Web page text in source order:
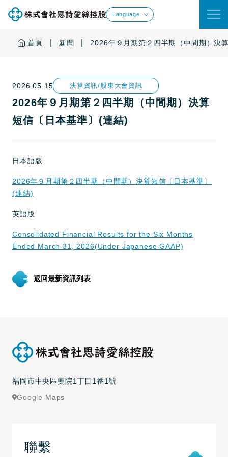
Language
首頁 新聞 2026年９月期第２四半期（中間期）決
2026.05.15 決算資訊/股東大會資訊
2026年９月期第２四半期（中間期）決算
短信〔日本基準〕(連結)
日本語版
2026年９月期第２四半期（中間期）決算短信〔日本基準〕
(連結)
英語版
Consolidated Financial Results for the Six Months
Ended March 31, 2026(Under Japanese GAAP)
返回最新資訊列表
福岡市中央區藥院1丁目1番1號
Google Maps
聯繫